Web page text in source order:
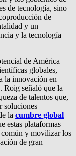
de tecnología, sino
de
y un
y la tecnología
de América
globales,
la innovación en
Roig señaló que la
de talentos que,
soluciones
la cumbre global
estas plataformas
común y movilizar los
de gran